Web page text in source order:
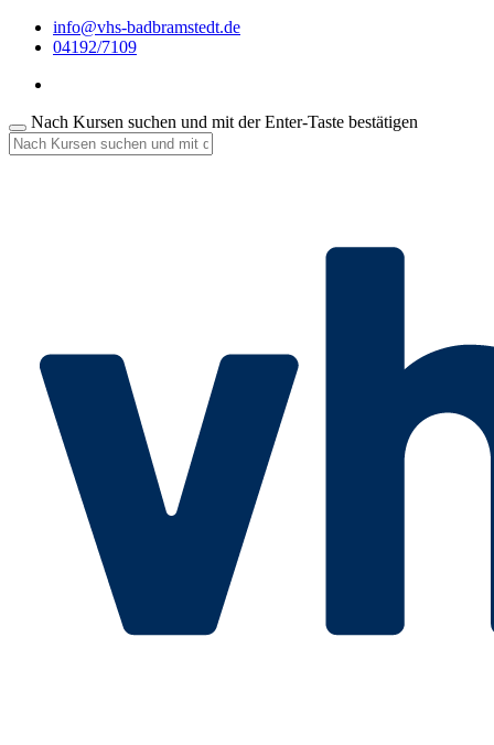
info@vhs-badbramstedt.de
04192/7109
Nach Kursen suchen und mit der Enter-Taste bestätigen